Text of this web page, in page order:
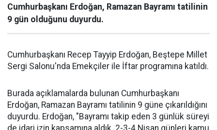
Cumhurbaşkanı Erdoğan, Ramazan Bayramı tatilinin
9 gün olduğunu duyurdu.
Cumhurbaşkanı Recep Tayyip Erdoğan, Beştepe Millet
Sergi Salonu'nda Emekçiler ile İftar programına katıldı.
Burada açıklamalarda bulunan Cumhurbaşkanı
Erdoğan, Ramazan Bayramı tatilinin 9 güne çıkarıldığını
duyurdu. Erdoğan, "Bayramı takip eden 3 günlük süreyi